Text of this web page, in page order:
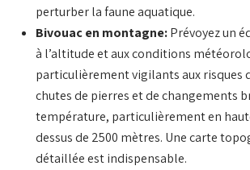
perturber la faune aquatique.
Bivouac en montagne:Prévoyez un
à l’altitude et aux conditions
particulièrement vigilants aux risques
chutes de pierres et de changements
température, particulièrement en
dessus de 2500 mètres. Une carte
détaillée est indispensable.